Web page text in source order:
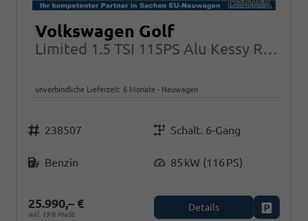
Volkswagen Golf
Limited 1.5 TSI 115PS Alu Kessy RFK Alarm ACC LED App-Connect
unverbindliche Lieferzeit: 6 Monate Neuwagen
Fahrzeugnr.
238507
Getriebe
Schalt. 6-Gang
Benzin 85 kW (116 PS)
25.990,– €
inkl. 19% MwSt.
Details